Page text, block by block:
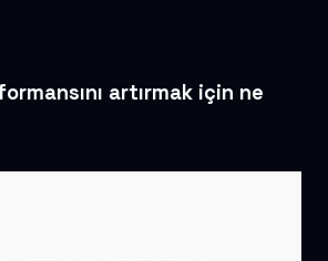
artırmak için ne